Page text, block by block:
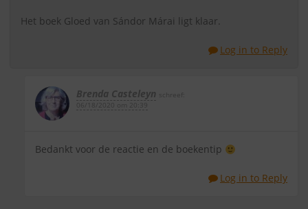
Het boek Gloed van Sándor Márai ligt klaar.
Log in to Reply
Brenda Casteleyn
schreef:
06/18/2020 om 20:39
Bedankt voor de reactie en de boekentip
Log in to Reply